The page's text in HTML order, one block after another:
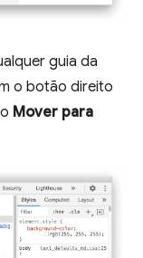
guia da
o botão direito
Mover para